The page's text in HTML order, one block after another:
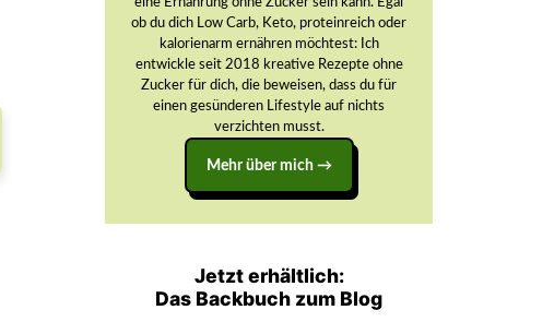
ob du dich Low Carb, Keto, proteinreich oder
kalorienarm ernähren möchtest: Ich
entwickle seit 2018 kreative Rezepte ohne
Zucker für dich, die beweisen, dass du für
einen gesünderen Lifestyle auf nichts
verzichten musst.
Mehr über mich →
Jetzt erhältlich:
Das Backbuch zum Blog